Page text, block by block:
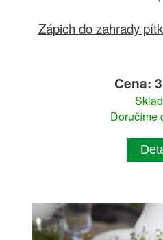
Zápich do zahrady
Cena:
Doručíme